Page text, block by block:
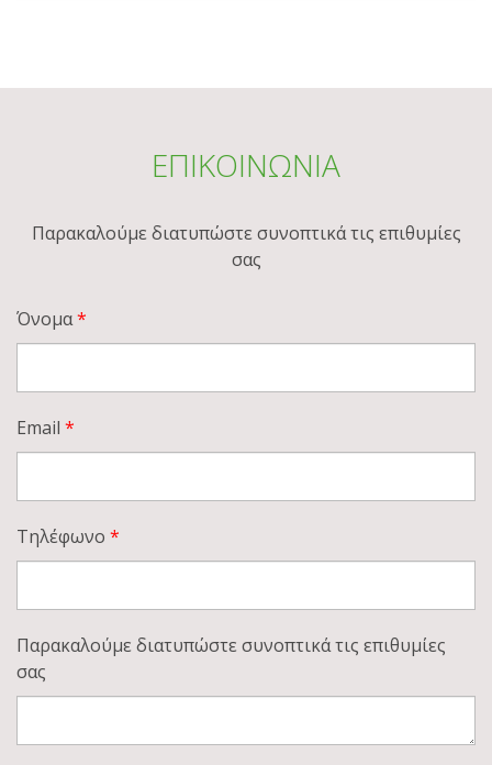
ΕΠΙΚΟΙΝΩΝΙΑ
Παρακαλoύμε διατυπώστε συνοπτικά τις επιθυμίες
σας
Όνομα
Email
Τηλέφωνο
Παρακαλoύμε διατυπώστε συνοπτικά τις επιθυμίες
σας